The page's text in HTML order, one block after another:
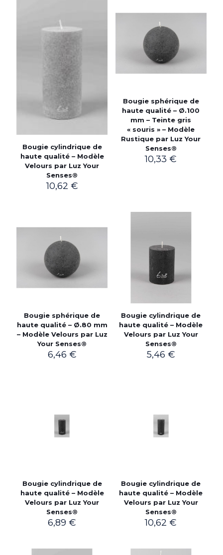
Bougie cylindrique de
haute qualité – Modèle
Velours par Luz Your
Senses®
10,62 €
Bougie sphérique de
haute qualité – Ø.100
mm – Teinte gris
« souris » – Modèle
Rustique par Luz Your
Senses®
10,33€
Bougie sphérique de
haute qualité – Ø.80 mm
– Modèle Velours par Luz
Your Senses®
6,46 €
Bougie cylindrique de
haute qualité – Modèle
Velours par Luz Your
Senses®
5,46 €
Bougie cylindrique de
haute qualité – Modèle
Velours par Luz Your
Senses®
6,89€
Bougie cylindrique de
haute qualité – Modèle
Velours par Luz Your
Senses®
10,62€